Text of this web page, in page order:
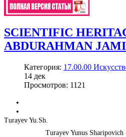
SCIENTIFIC
ABDURAHMAN JAMI
Категория: 17.00.00
14 дек
Просмотров: 1121
Turayev Yu.Sh.
Turayev Yunus Sharipovich